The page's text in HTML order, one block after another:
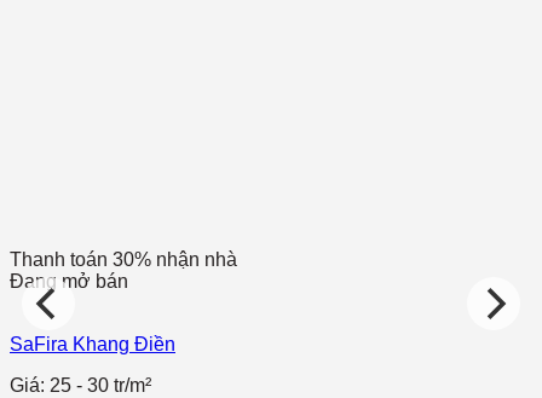
Thanh toán 30% nhận nhà
Đang mở bán
SaFira Khang Điền
Giá: 25 - 30 tr/m²